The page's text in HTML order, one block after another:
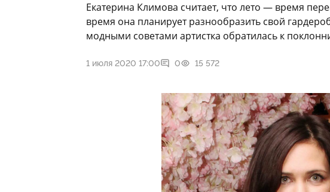
Екатерина Климова считает, что лето — время
время она планирует разнообразить свой
модными советами артистка обратилась к
1 июля 2020 17:00 0 15 572